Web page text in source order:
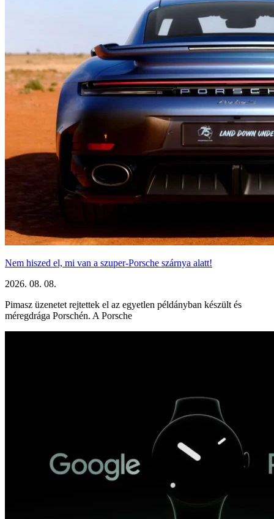
Nem hiszed el, mi van a szuper-Porsche szárnya alatt!
2026. 08. 08.
Pimasz üzenetet rejtettek el az egyetlen példányban készült és
méregdrága Porschén. A Porsche